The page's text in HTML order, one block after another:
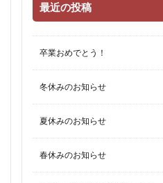
最近の投稿
卒業おめでとう！
冬休みのお知らせ
夏休みのお知らせ
春休みのお知らせ